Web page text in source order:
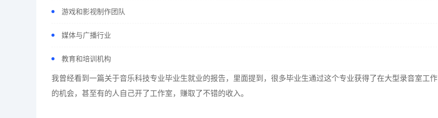
游戏和影视制作团队
媒体与广播行业
教育和培训机构
我曾经看到一篇关于音乐科技专业毕业生就业的报告，里面提到，很多毕业生通过这个专业获得了在大型录音室工作
的机会，甚至有的人自己开了工作室，赚取了不错的收入。